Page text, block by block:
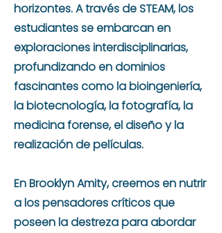
horizontes. A través de STEAM, los
estudiantes se embarcan en
exploraciones interdisciplinarias,
profundizando en dominios
fascinantes como la bioingeniería,
la biotecnología, la fotografía, la
medicina forense, el diseño y la
realización de películas.
En Brooklyn Amity, creemos en nutrir
a los pensadores críticos que
poseen la destreza para abordar